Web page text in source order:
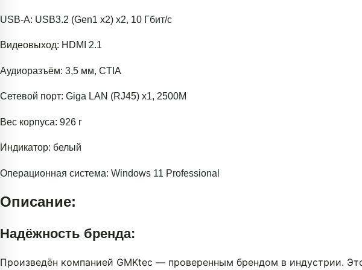
USB-A: USB3.2 (Gen1 x2) x2, 10 Гбит/с
Видеовыход: HDMI 2.1
Аудиоразъём: 3,5 мм, CTIA
Сетевой порт: Giga LAN (RJ45) x1, 2500M
Вес корпуса: 926 г
Индикатор: белый
Операционная система: Windows 11 Professional
Описание:
Надёжность бренда:
Произведён компанией GMKtec — проверенным брендом в индустрии.